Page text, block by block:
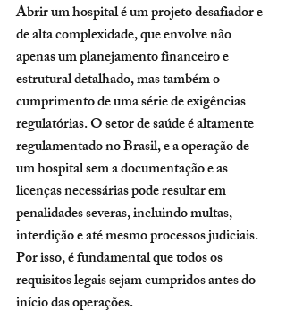
Abrir um hospital é um projeto desafiador e
de alta complexidade, que envolve não
apenas um planejamento financeiro e
estrutural detalhado, mas também o
cumprimento de uma série de exigências
regulatórias. O setor de saúde é altamente
regulamentado no Brasil, e a operação de
um hospital sem a documentação e as
licenças necessárias pode resultar em
penalidades severas, incluindo multas,
interdição e até mesmo processos judiciais.
Por isso, é fundamental que todos os
requisitos legais sejam cumpridos antes do
início das operações.